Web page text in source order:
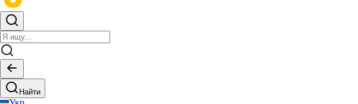
Найти